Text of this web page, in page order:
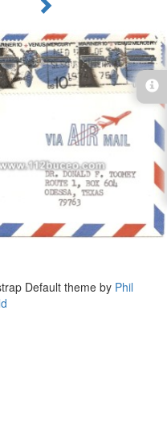
Default theme by Phil